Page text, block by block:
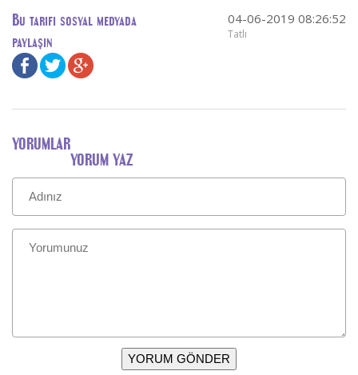
Bu tarifi sosyal medyada
paylaşın
04-06-2019 08:26:52
Tatlı
YORUMLAR
YORUM YAZ
YORUM GÖNDER